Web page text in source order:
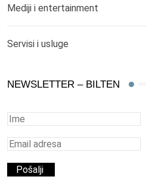
Mediji i entertainment
Servisi i usluge
NEWSLETTER – BILTEN